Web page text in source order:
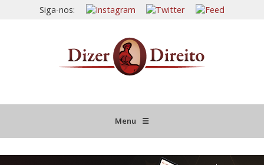
Siga-nos:
Menu ☰